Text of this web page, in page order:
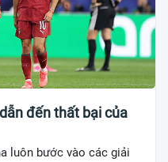
đến thất bại của
luôn bước vào các giải